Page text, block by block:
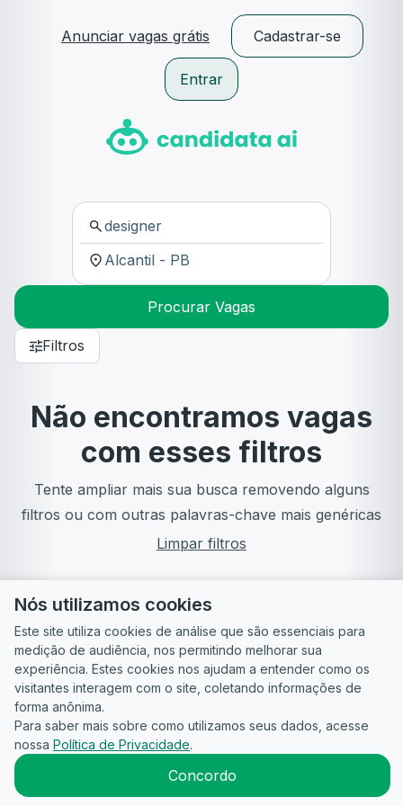
Anunciar vagas grátis Cadastrar-se
Entrar
Procurar Vagas
Filtros
Não encontramos vagas
com esses filtros
Tente ampliar mais sua busca removendo alguns
filtros ou com outras palavras-chave mais genéricas
Limpar filtros
Guia do
Candidato
Para
empresas
Política de
Privacidade
Termos
2026CandidataAI
Nós utilizamos cookies
Este site utiliza cookies de análise que são essenciais para
medição de audiência, nos permitindo melhorar sua
experiência. Estes cookies nos ajudam a entender como os
visitantes interagem com o site, coletando informações de
forma anônima.
Para saber mais sobre como utilizamos seus dados, acesse
nossa Política de Privacidade.
Concordo